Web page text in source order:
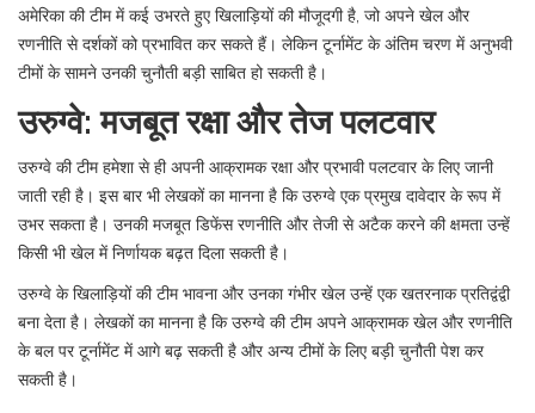
अमेरिका की टीम में कई उभरते हुए खिलाड़ियों की मौजूदगी है, जो अपने खेल और
रणनीति से दर्शकों को प्रभावित कर सकते हैं। लेकिन टूर्नामेंट के अंतिम चरण में अनुभवी
टीमों के सामने उनकी चुनौती बड़ी साबित हो सकती है।
उरुग्वे: मजबूत रक्षा और तेज पलटवार
उरुग्वे की टीम हमेशा से ही अपनी आक्रामक रक्षा और प्रभावी पलटवार के लिए जानी
जाती रही है। इस बार भी लेखकों का मानना है कि उरुग्वे एक प्रमुख दावेदार के रूप में
उभर सकता है। उनकी मजबूत डिफेंस रणनीति और तेजी से अटैक करने की क्षमता उन्हें
किसी भी खेल में निर्णायक बढ़त दिला सकती है।
उरुग्वे के खिलाड़ियों की टीम भावना और उनका गंभीर खेल उन्हें एक खतरनाक प्रतिद्वंद्वी
बना देता है। लेखकों का मानना है कि उरुग्वे की टीम अपने आक्रामक खेल और रणनीति
के बल पर टूर्नामेंट में आगे बढ़ सकती है और अन्य टीमों के लिए बड़ी चुनौती पेश कर
सकती है।